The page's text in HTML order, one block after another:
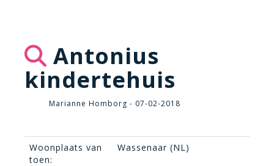
Antonius
kindertehuis
Marianne Homborg - 07-02-2018
Woonplaats van
toen:
Wassenaar (NL)